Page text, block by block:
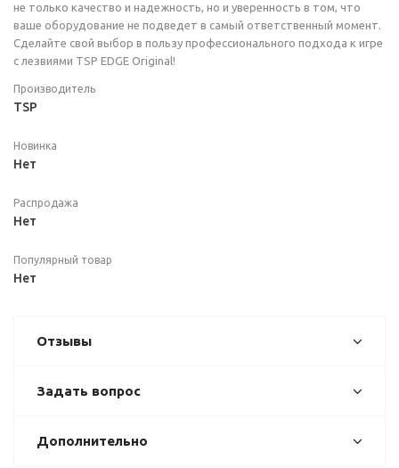
не только качество и надежность, но и уверенность в том, что
ваше оборудование не подведет в самый ответственный момент.
Сделайте свой выбор в пользу профессионального подхода к игре
с лезвиями TSP EDGE Original!
Производитель
TSP
Новинка
Нет
Распродажа
Нет
Популярный товар
Нет
Отзывы
Задать вопрос
Дополнительно